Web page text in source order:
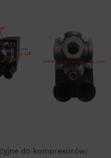
do kompresorów